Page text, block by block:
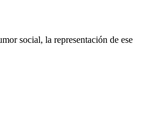
social, la representación de ese